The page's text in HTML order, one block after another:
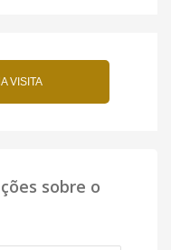
VISITA
sobre o